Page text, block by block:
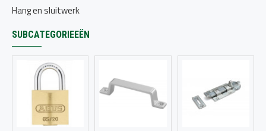
Hang en sluitwerk
SUBCATEGORIEEËN